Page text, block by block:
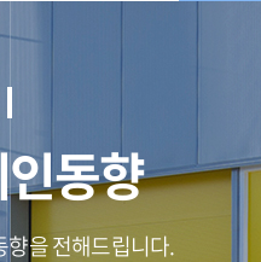
동향
향을 전해드립니다.